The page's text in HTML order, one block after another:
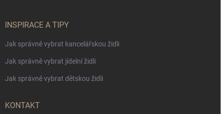
INSPIRACE A TIPY
Jak správně vybrat kancelářskou židli
Jak správně vybrat jídelní židli
Jak správně vybrat dětskou židli
KONTAKT